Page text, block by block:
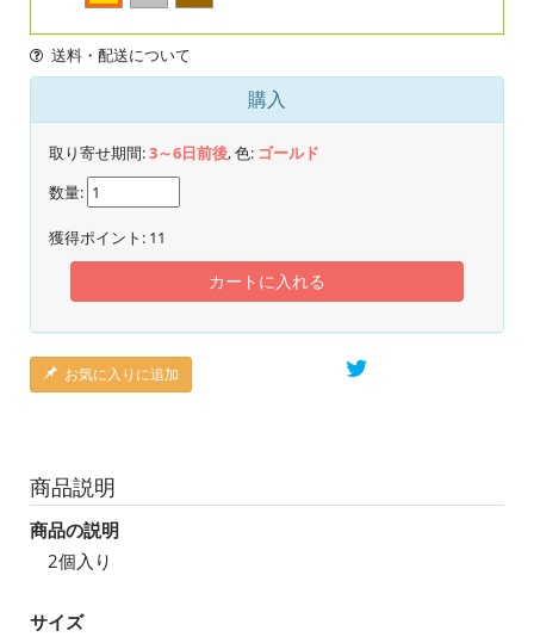
送料・配送について
購入
取り寄せ期間:3～6日前後, 色: ゴールド
数量:
獲得ポイント: 11
カートに入れる
お気に入りに追加
商品説明
商品の説明
2個入り
サイズ